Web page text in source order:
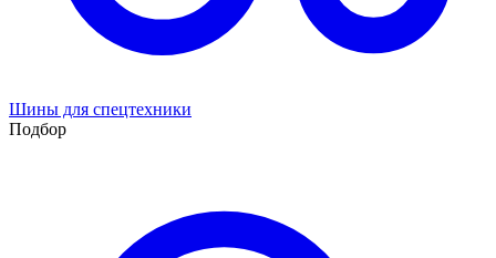
Шины для спецтехники
Подбор